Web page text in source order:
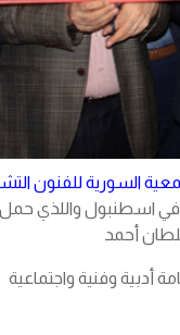
السورية للفنون
معرضها الأول في اسطنبول واللذي حمل
أحمد
أدبية وفنية واجتماعية